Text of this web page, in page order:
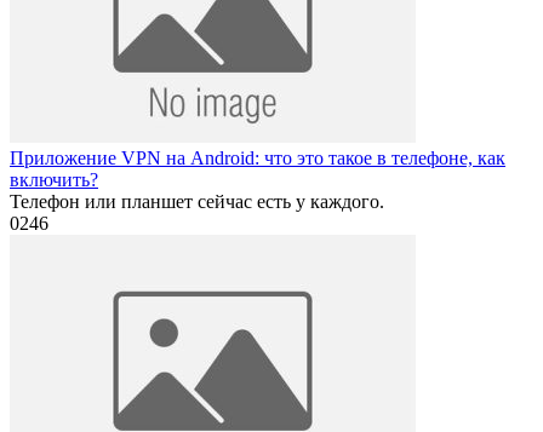
Приложение VPN на Android: что это такое в телефоне, как
включить?
Телефон или планшет сейчас есть у каждого.
0246